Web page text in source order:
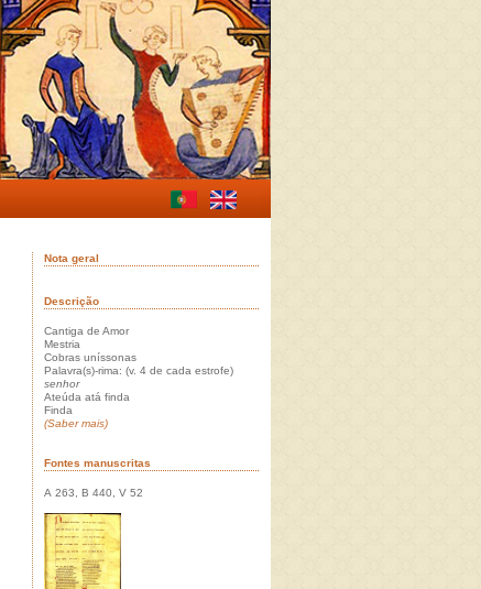
Nota geral
Descrição
Cantiga de Amor
Mestria
Cobras uníssonas
Palavra(s)-rima: (v. 4 de cada estrofe)
senhor
Ateúda atá finda
Finda
(Saber mais)
Fontes manuscritas
A 263, B 440, V 52